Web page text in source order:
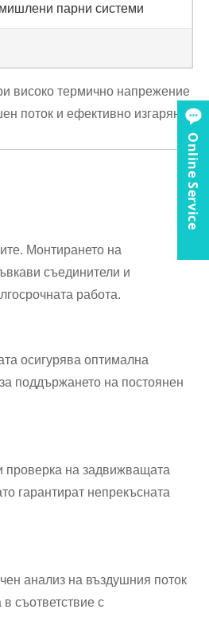
парни системи
високо термично напрежение
поток и ефективно изгаряне.
Монтирането на
съединители и
работа.
осигурява оптимална
поддържането на постоянен
проверка на задвижващата
гарантират непрекъсната
анализ на въздушния поток
съответствие с
Online Service